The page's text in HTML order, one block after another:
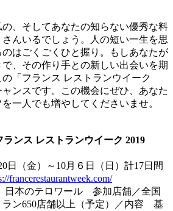
、そしてあなたの知らない優秀な料
んいるでしょう。人の短い一生を思
はごくごくひと握り。もしあなたが
、その作り手との新しい出会いを期
「フランス レストランウイーク
ンスです。この機会にぜひ、あなた
一人でも増やしてくださいませ。
ンス レストランウイーク 2019
日（金）～10月６日（日）計17日間
francerestaurantweek.com/
日本のテロワール 参加店舗／全国
ラン650店舗以上（予定）／内容 基